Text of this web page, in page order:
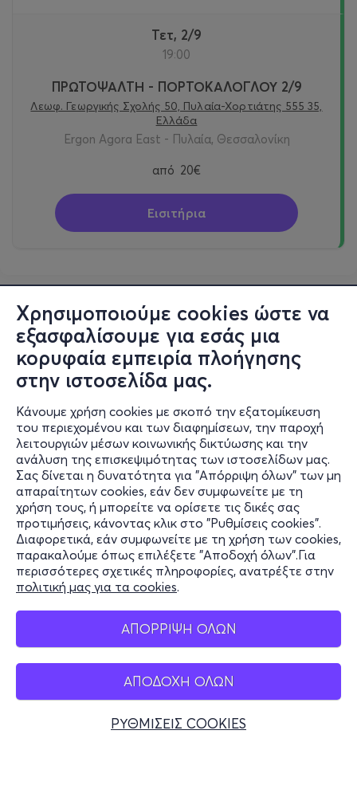
Χρησιμοποιούμε cookies ώστε να
εξασφαλίσουμε για εσάς μια
κορυφαία εμπειρία πλοήγησης
στην ιστοσελίδα μας.
Κάνουμε χρήση cookies με σκοπό την εξατομίκευση
του περιεχομένου και των διαφημίσεων, την παροχή
λειτουργιών μέσων κοινωνικής δικτύωσης και την
ανάλυση της επισκεψιμότητας των ιστοσελίδων μας.
Σας δίνεται η δυνατότητα για "Απόρριψη όλων" των μη
απαραίτητων cookies, εάν δεν συμφωνείτε με τη
χρήση τους, ή μπορείτε να ορίσετε τις δικές σας
προτιμήσεις, κάνοντας κλικ στο "Ρυθμίσεις cookies".
Διαφορετικά, εάν συμφωνείτε με τη χρήση των cookies,
παρακαλούμε όπως επιλέξετε "Αποδοχή όλων".Για
περισσότερες σχετικές πληροφορίες, ανατρέξτε στην
πολιτική μας για τα cookies.
ΑΠΟΡΡΙΨΗ ΟΛΩΝ
ΑΠΟΔΟΧΗ ΟΛΩΝ
ΡΥΘΜΙΣΕΙΣ COOKIES
Τετ, 2/9
19:00
ΠΡΩΤΟΨΑΛΤΗ - ΠΟΡΤΟΚΑΛΟΓΛΟΥ 2/9
Λεωφ. Γεωργικής Σχολής 50, Πυλαία-Χορτιάτης 555 35,
Ελλάδα
Ergon Agora East - Πυλαία, Θεσσαλονίκη
από 20€
Εισιτήρια
Πληροφορίες
Υποστήριξη
Stay Connected
Mobile app